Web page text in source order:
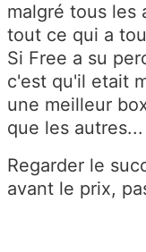
malgré tous les
tout ce qui a
Si Free a su
c'est qu'il etait
une meilleur
que les autres...
Regarder le
avant le prix,